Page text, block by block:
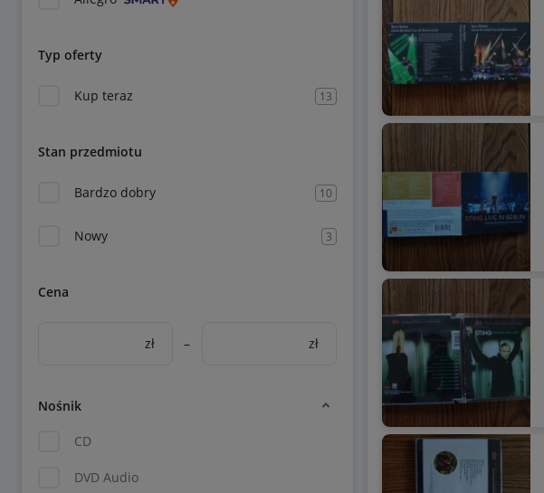
Typ oferty
Kup teraz 13
Stan przedmiotu
Bardzo dobry 10
Nowy 3
Cena
zł – zł
Nośnik
CD
DVD Audio